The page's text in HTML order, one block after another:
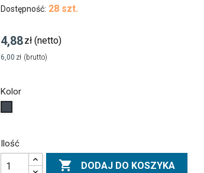
Dostępność: 28 szt.
4,88zł (netto)
6,00 zł (brutto)
Kolor
Ilość
 DODAJ DO KOSZYKA